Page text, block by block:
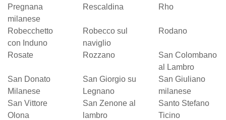
Pregnana
milanese
Rescaldina Rho
Robecchetto
con Induno
Robecco sul
naviglio
Rodano
Rosate Rozzano
San Colombano
al Lambro
San Donato
Milanese
San Giorgio su
Legnano
San Giuliano
milanese
San Vittore
Olona
San Zenone al
lambro
Santo Stefano
Ticino